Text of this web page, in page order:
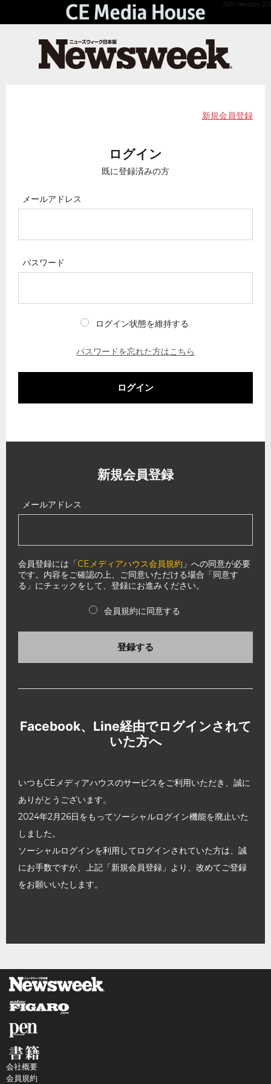
API Version 2.0
新規会員登録
ログイン
既に登録済みの方
メールアドレス
パスワード
ログイン状態を維持する
パスワードを忘れた方はこちら
ログイン
新規会員登録
メールアドレス
会員登録には「CEメディアハウス会員規約 」への同意が必要
です。内容をご確認の上、ご同意いただける場合「同意す
る」にチェックをして、登録にお進みください。
会員規約に同意する
登録する
Facebook、Line経由でログインされて
いた方へ
いつもCEメディアハウスのサービスをご利用いただき、誠に
ありがとうございます。
2024年2月26日をもってソーシャルログイン機能を廃止いた
しました。
ソーシャルログインを利用してログインされていた方は、誠
にお手数ですが、上記「新規会員登録」より、改めてご登録
をお願いいたします。
会社概要
会員規約